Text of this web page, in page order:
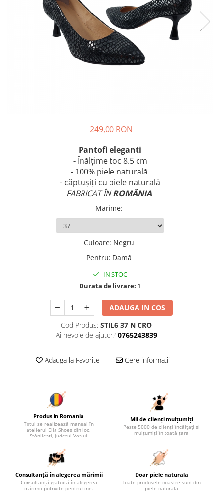
249,00 RON
Pantofi eleganti
-Înălțime toc 8.5 cm
- 100% piele naturală
- căptușiți cu piele naturală
FABRICAT ÎN ROMÂNIA
Marime:
Culoare: Negru
Pentru: Damă
IN STOC
Durata de livrare: 1
ADAUGA IN COS
Cod Produs: STIL6 37 N CRO
Ai nevoie de ajutor? 0765243839
Adauga la Favorite Cere informatii
Produs in Romania
Totul se realizează manual în
atelierul Ella Shoes din loc.
Stănilești, județul Vaslui
Mii de clienți mulțumiți
Peste 5000 de clienți încălțați și
mulțumiți în toată țara
Consultanță în alegerea mărimii
Consultanță gratuită în alegerea
mărimii potrivite pentru tine.
Doar piele naturala
Toate produsele noastre sunt din
piele naturala